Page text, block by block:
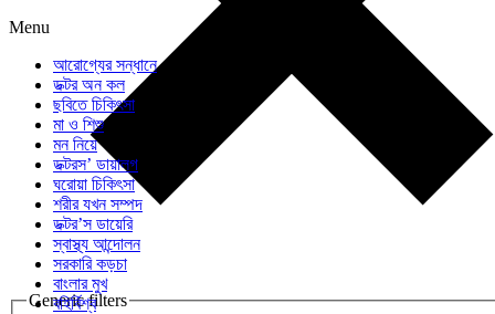
Generic filters
Menu
আরোগ্যের সন্ধানে
ডক্টর অন কল
ছবিতে চিকিৎসা
মা ও শিশু
মন নিয়ে
ডক্টরস’ ডায়ালগ
ঘরোয়া চিকিৎসা
শরীর যখন সম্পদ
ডক্টর’স ডায়েরি
স্বাস্থ্য আন্দোলন
সরকারি কড়চা
বাংলার মুখ
বহির্বিশ্ব